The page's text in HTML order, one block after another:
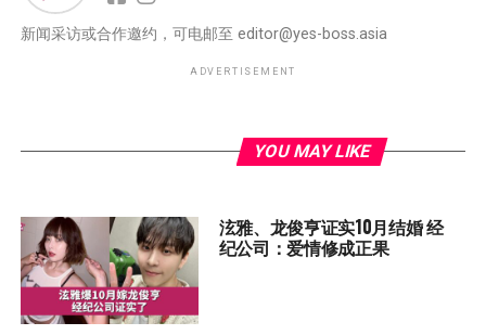
新闻采访或合作邀约，可电邮至 editor@yes-boss.asia
ADVERTISEMENT
YOU MAY LIKE
泫雅、龙俊亨证实10月结婚 经
纪公司：爱情修成正果